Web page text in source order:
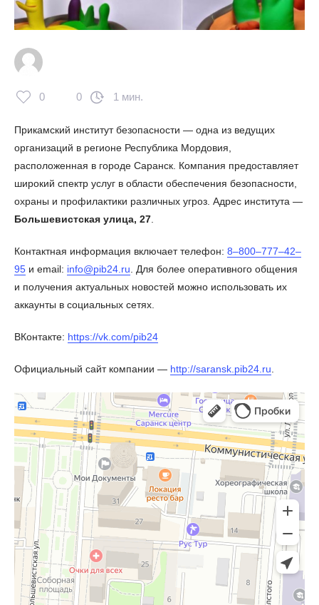
0 0 1 мин.
Прикамский институт безопасности — одна из ведущих
организаций в регионе Республика Мордовия,
расположенная в городе Саранск. Компания предоставляет
широкий спектр услуг в области обеспечения безопасности,
охраны и профилактики различных угроз. Адрес института —
Большевистская улица, 27
Контактная информация включает телефон: 8‒800‒777‒42‒
95 и email: info@pib24.ru . Для более оперативного общения
и получения актуальных новостей можно использовать их
аккаунты в социальных сетях.
ВКонтакте: https://vk.com/pib24
Официальный сайт компании — http://saransk.pib24.ru